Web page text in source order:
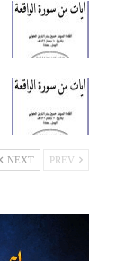
NEXT